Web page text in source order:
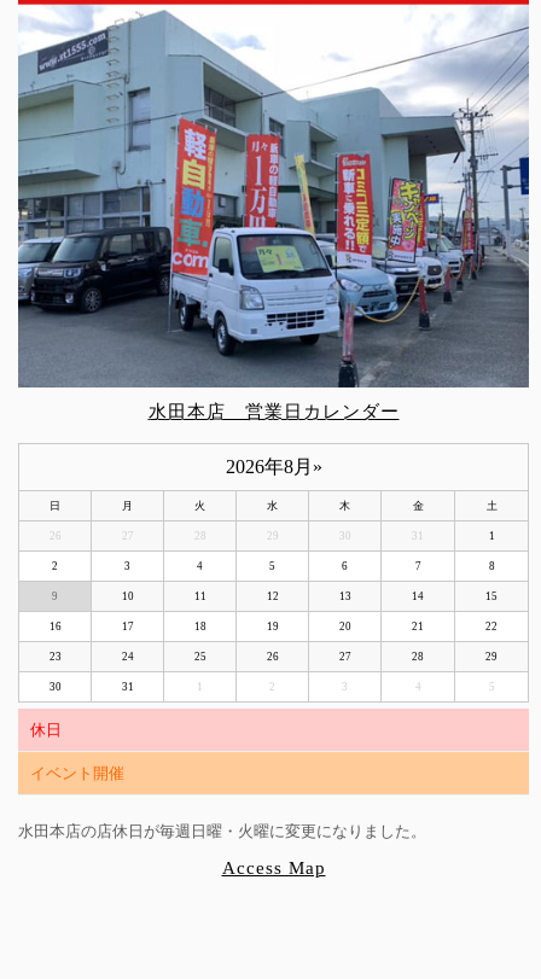
水田本店 営業日カレンダー
2026年8月 »
日 月 火 水 木 金 土
26 27 28 29 30 31 1
2 3 4 5 6 7 8
9 10 11 12 13 14 15
16 17 18 19 20 21 22
23 24 25 26 27 28 29
30 31 1 2 3 4 5
休日
イベント開催
水田本店の店休日が毎週日曜・火曜に変更になりました。
Access Map